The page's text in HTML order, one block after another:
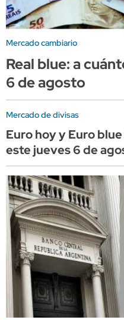
Mercado cambiario
Real blue: a
6 de agosto
Mercado de divisas
Euro hoy y Euro
este jueves 6 de